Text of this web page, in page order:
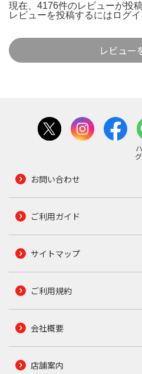
現在、4176件のレビューが投
レビューを投稿するには ログ
レビュー
お問い合わせ
ご利用ガイド
サイトマップ
ご利用規約
会社概要
店舗案内